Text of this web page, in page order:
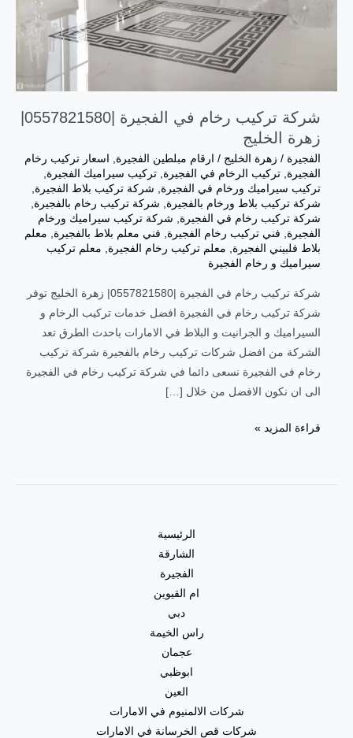
شركة تركيب رخام في الفجيرة |0557821580|
زهرة الخليج
الفجيرة / زهرة الخليج / ارقام مبلطين الفجيرة,
اسعار تركيب رخام
الفجيرة, ‏تركيب الرخام في الفجيرة, تركيب سيراميك الفجيرة,
تركيب سيراميك ورخام في الفجيرة, شركة تركيب بلاط الفجيرة,
شركة تركيب بلاط ورخام بالفجيرة, شركة تركيب رخام بالفجيرة,
شركة تركيب رخام في الفجيرة, شركة تركيب سيراميك ورخام
الفجيرة, فني تركيب رخام الفجيرة, فني معلم بلاط بالفجيرة, معلم
بلاط فلبيني الفجيرة, معلم تركيب رخام الفجيرة, ‏معلم تركيب
سيراميك و رخام الفجيرة
شركة تركيب رخام في الفجيرة |0557821580| زهرة الخليج توفر
شركة تركيب رخام في الفجيرة افضل خدمات تركيب الرخام و
السيراميك و الجرانيت و البلاط في الامارات باحدث الطرق تعد
الشركة من افضل شركات تركيب رخام بالفجيرة شركة تركيب
رخام في الفجيرة نسعى دائما في شركة تركيب رخام في الفجيرة
الى ان نكون الافضل من خلال […]
قراءة المزيد »
الرئيسية
الشارقة
الفجيرة
ام القيوين
دبي
راس الخيمة
عجمان
ابوظبي
العين
شركات الالمنيوم في الامارات
شركات قص الخرسانة في الامارات